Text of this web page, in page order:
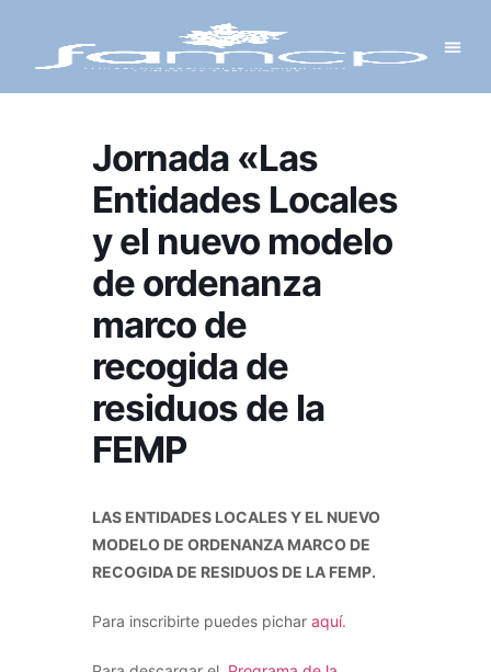
Jornada «Las
Entidades Locales
y el nuevo modelo
de ordenanza
marco de
recogida de
residuos de la
FEMP
LAS ENTIDADES LOCALES Y EL NUEVO
MODELO DE ORDENANZA MARCO DE
RECOGIDA DE RESIDUOS DE LA FEMP.
Para inscribirte puedes pichar aquí.